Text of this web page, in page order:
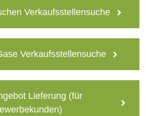
Verkaufsstellensuche
Verkaufsstellensuche
Lieferung (für